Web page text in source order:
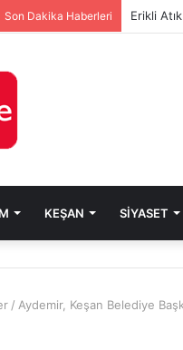
Son Dakika Haberleri Erikli
KEŞAN SIYASET
/ Aydemir, Keşan Belediye